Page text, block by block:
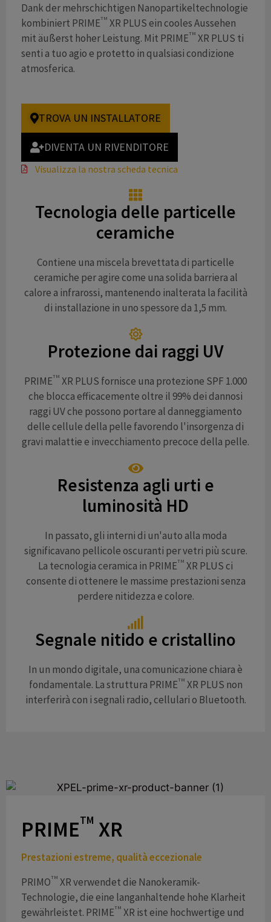
Dank der mehrschichtigen Nanopartikeltechnologie
kombiniert PRIMETM XR PLUS ein cooles Aussehen
mit äußerst hoher Leistung. Mit PRIMETM XR PLUS ti
senti a tuo agio e protetto in qualsiasi condizione
atmosferica.
TROVA UN INSTALLATORE
DIVENTA UN RIVENDITORE
Visualizza la nostra scheda tecnica
Tecnologia delle particelle
ceramiche
Contiene una miscela brevettata di particelle
ceramiche per agire come una solida barriera al
calore a infrarossi, mantenendo inalterata la facilità
di installazione in uno spessore da 1,5 mm.
Protezione dai raggi UV
PRIMETM XR PLUS fornisce una protezione SPF 1.000
che blocca efficacemente oltre il 99% dei dannosi
raggi UV che possono portare al danneggiamento
delle cellule della pelle favorendo l'insorgenza di
gravi malattie e invecchiamento precoce della pelle.
Resistenza agli urti e
luminosità HD
In passato, gli interni di un'auto alla moda
significavano pellicole oscuranti per vetri più scure.
La tecnologia ceramica in PRIMETM XR PLUS ci
consente di ottenere le massime prestazioni senza
perdere nitidezza e colore.
Segnale nitido e cristallino
In un mondo digitale, una comunicazione chiara è
fondamentale. La struttura PRIMETM XR PLUS non
interferirà con i segnali radio, cellulari o Bluetooth.
PRIMETM XR
Prestazioni estreme, qualità eccezionale
PRIMOTM XR verwendet die Nanokeramik-
Technologie, die eine langanhaltende hohe Klarheit
gewährleistet. PRIMETM XR ist eine hochwertige und